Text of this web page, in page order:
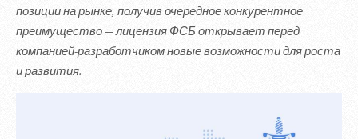
позиции на рынке, получив очередное конкурентное
преимущество — лицензия ФСБ открывает перед
компанией-разработчиком новые возможности для роста
и развития.